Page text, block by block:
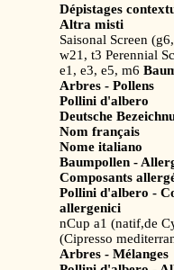
Dépistages
Altra misti
Saisonal Screen
w21, t3 Perennial
e1, e3, e5, m6
Arbres - Pollens
Pollini d'albero
Deutsche
Nom français
Nome italiano
Baumpollen -
Composants
Pollini d'albero -
allergenici
nCup a1 (natif,de
(Cipresso
Arbres - Mélanges